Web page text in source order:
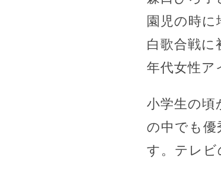
園児の時
白歌合戦に
年代女性ア
小学生の
の中でも
す。テレビ